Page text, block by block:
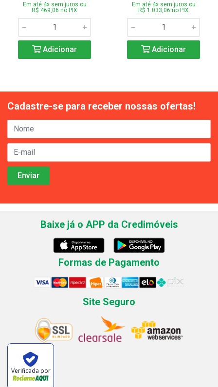
Em até 4x sem juros ou
R$ 469,06 no PIX
Adicionar
Em até 4x sem juros ou
R$ 1.033,06 no PIX
Adicionar
Cadastre-se para receber nossas ofertas!
Baixe já o APP da Credimóveis
Formas de Pagamento
Site Seguro
Verificada por